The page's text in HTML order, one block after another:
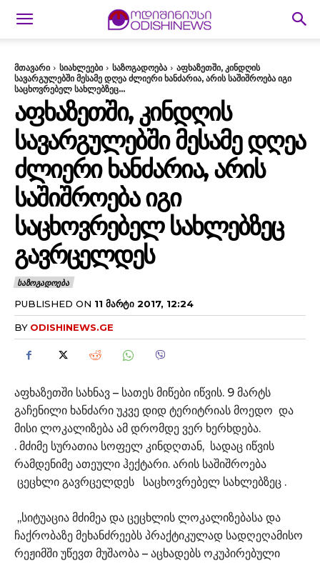
მთავარი სიახლეები საზოგადოება
აფხაზეთში, კინდღის
სავარგულებში მესამე დღეა ძლიერი ხანძარია, არის საშიშროება იგი
საცხოვრებელ სახლებზეც...
ᲐᲤᲮᲐᲖᲔᲗᲨᲘ, ᲙᲘᲜᲓᲦᲘᲡ
ᲡᲐᲕᲐᲠᲒᲣᲚᲔᲑᲨᲘ ᲛᲔᲡᲐᲛᲔ ᲓᲦᲔᲐ
ᲫᲚᲘᲔᲠᲘ ᲮᲐᲜᲫᲐᲠᲘᲐ, ᲐᲠᲘᲡ
ᲡᲐᲨᲘᲨᲠᲝᲔᲑᲐ ᲘᲒᲘ
ᲡᲐᲪᲮᲝᲕᲠᲔᲑᲔᲚ ᲡᲐᲮᲚᲔᲑᲖᲔᲪ
ᲒᲐᲕᲠᲪᲔᲚᲓᲔᲡ
ᲡᲐᲖᲝᲒᲐᲓᲝᲔᲑᲐ
PUBLISHED ON 11 ᲛᲐᲠᲢᲘ 2017, 12:24
BY ODISHINEWS.GE
აფხაზეთში სახნავ – სათეს მიწები იწვის. 9 მარტს
გაჩენილი ხანძარი უკვე დიდ ტერიტრიას მოედო და
მისი ლოკალიზება ამ დრომდე ვერ ხერხდება.
. მძიმე სურათია სოფელ კინდღთან, სადაც იწვის
რამდენიმე ათეული ჰექტარი. არის საშიშროება
ცეცხლი გავრცელდეს საცხოვრებელ სახლებზეც .
,,სიტუაცია მძიმეა და ცეცხლის ლოკალიზებასა და
ჩაქრობაზე მეხანძრეებს პრაქტიკულად სადღეღამისო
რეჟიმში უწევთ მუშაობა – აცხადებს ოკუპირებული